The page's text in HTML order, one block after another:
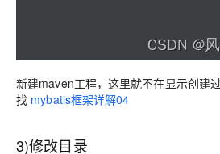
新建maven工程，这里就不在显示创建
找 mybatis框架详解04
3)修改目录